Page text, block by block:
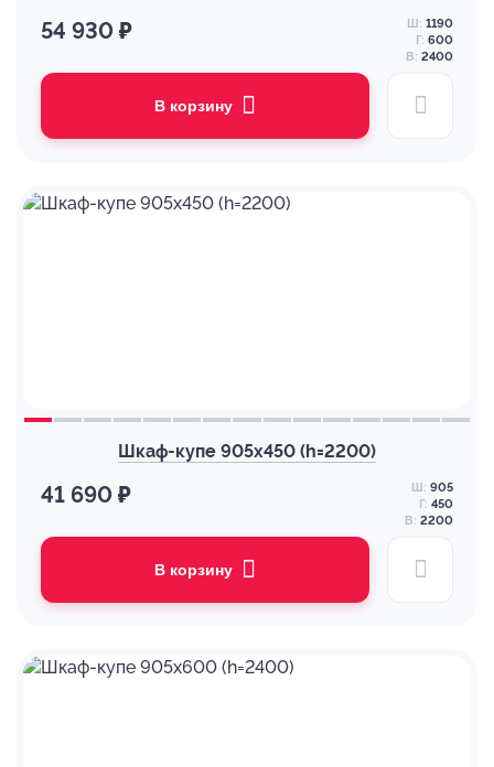
54 930 ₽ Ш: 1190
Г: 600
В: 2400
В корзину
Шкаф-купе 905х450 (h=2200)
41 690 ₽ Ш: 905
Г: 450
В: 2200
В корзину